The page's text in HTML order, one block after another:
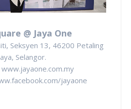
@ Jaya One
Seksyen 13, 46200 Petaling
Selangor.
jayaone